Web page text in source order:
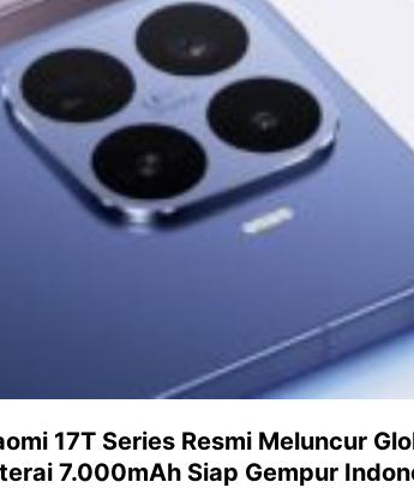
17T Series Resmi Meluncur
7.000mAh Siap Gempur